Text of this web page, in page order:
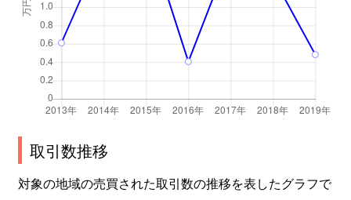
取引数推移
対象の地域の売買された取引数の推移を表したグラフで